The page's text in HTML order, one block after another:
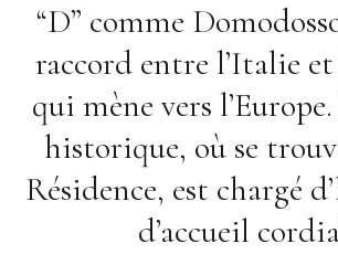
“D” comme
raccord entre l’Italie et
qui mène vers
historique, où se
Résidence, est chargé
d’accueil